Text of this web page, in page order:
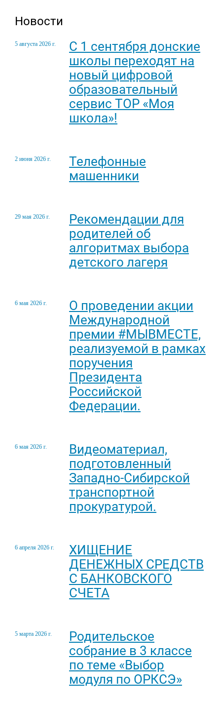
Новости
5 августа 2026 г.
С 1 сентября донские
школы переходят на
новый цифровой
образовательный
сервис ТОР «Моя
школа»!
2 июня 2026 г.
Телефонные
машенники
29 мая 2026 г.
Рекомендации для
родителей об
алгоритмах выбора
детского лагеря
6 мая 2026 г.
О проведении акции
Международной
премии #МЫВМЕСТЕ,
реализуемой в рамках
поручения
Президента
Российской
Федерации.
6 мая 2026 г.
Видеоматериал,
подготовленный
Западно-Сибирской
транспортной
прокуратурой.
6 апреля 2026 г.
ХИЩЕНИЕ
ДЕНЕЖНЫХ СРЕДСТВ
С БАНКОВСКОГО
СЧЕТА
5 марта 2026 г.
Родительское
собрание в 3 классе
по теме «Выбор
модуля по ОРКСЭ»